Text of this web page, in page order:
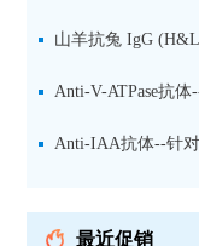
检
山羊抗兔 IgG
性能的预实验工具
Anti-V-ATPase抗
Anti-IAA抗体--针
最近促销